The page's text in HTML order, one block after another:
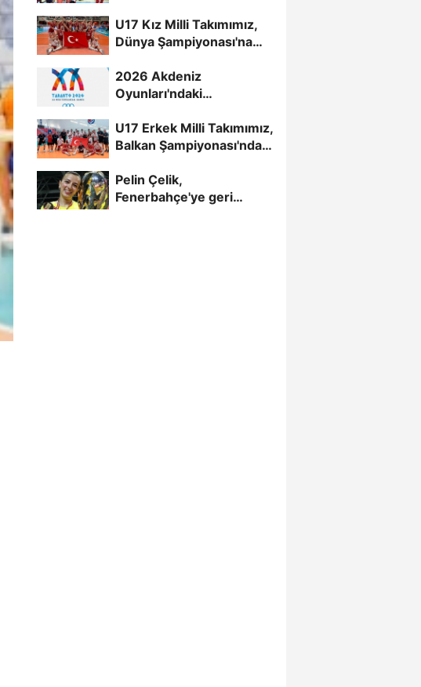
U17 Kız Milli Takımımız,
Dünya Şampiyonası'na
2026 Akdeniz
Oyunları'ndaki
U17 Erkek Milli Takımımız,
Balkan Şampiyonası'nda
Pelin Çelik,
Fenerbahçe'ye geri